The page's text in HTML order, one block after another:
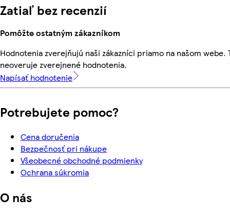
Zatiaľ bez recenzií
Pomôžte ostatným zákazníkom
Hodnotenia zverejňujú naši zákazníci priamo na našom webe.
neoveruje zverejnené hodnotenia.
Napísať hodnotenie
Potrebujete pomoc?
Cena doručenia
Bezpečnosť pri nákupe
Všeobecné obchodné podmienky
Ochrana súkromia
O nás